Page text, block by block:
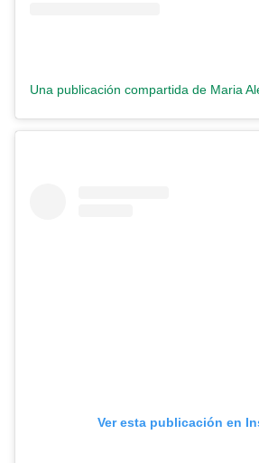
Ver esta publicación en